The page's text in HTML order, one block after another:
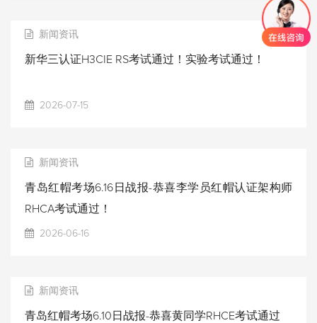
新闻资讯
新华三认证H3CIE RS考试通过！实验考试通过！
2026-07-15
新闻资讯
青岛红帽考场6.16日战报-恭喜李学员红帽认证架构师
RHCA考试通过！
2026-06-16
新闻资讯
青岛红帽考场6.10日战报-恭喜黄同学RHCE考试通过